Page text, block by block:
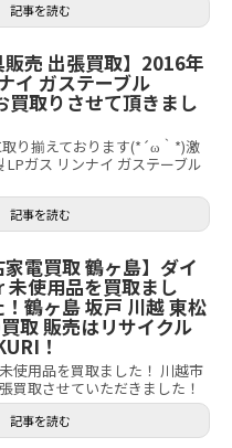
記事を読む
販売 出張買取】2016年
イ ガステーブル
買取りさせて頂きまし
り揃えております(*´ω｀*)激
ガス リンナイ ガステーブル
記事を読む
家電買取 鶴ヶ島】ダイ
使用品を買取まし
鶴ヶ島 坂戸 川越 東松
取 販売はリサイクル
！
使用品を買取ました！ 川越市
買取させていただきました！
記事を読む